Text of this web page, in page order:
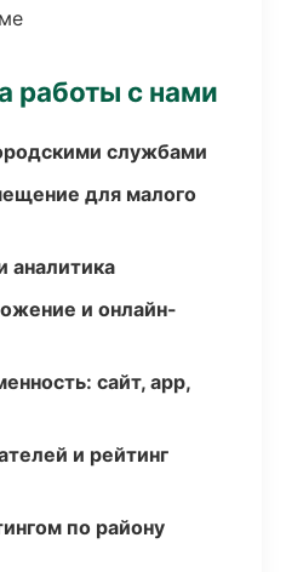
работы с нами
службами
для малого
аналитика
и онлайн-
сайт, app,
и рейтинг
по району